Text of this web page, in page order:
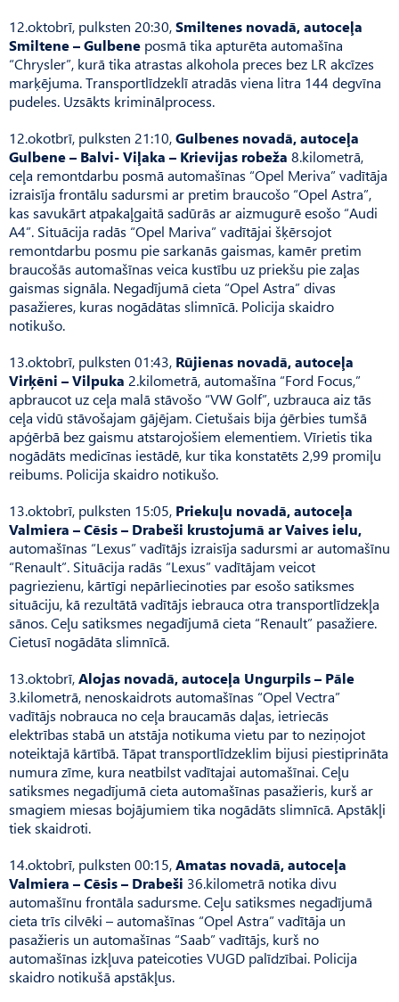
12.oktobrī, pulksten 20:30,Smiltenes novadā, autoceļa
Smiltene – Gulbene posmā tika apturēta automašīna
“Chrysler”, kurā tika atrastas alkohola preces bez LR akcīzes
marķējuma. Transportlīdzeklī atradās viena litra 144 degvīna
pudeles. Uzsākts kriminālprocess.
12.okotbrī, pulksten 21:10,Gulbenes novadā, autoceļa
Gulbene – Balvi- Viļaka – Krievijas robeža 8.kilometrā,
ceļa remontdarbu posmā automašīnas “Opel Meriva” vadītāja
izraisīja frontālu sadursmi ar pretim braucošo “Opel Astra”,
kas savukārt atpakaļgaitā sadūrās ar aizmugurē esošo “Audi
A4”. Situācija radās “Opel Mariva” vadītājai šķērsojot
remontdarbu posmu pie sarkanās gaismas, kamēr pretim
braucošās automašīnas veica kustību uz priekšu pie zaļas
gaismas signāla. Negadījumā cieta “Opel Astra” divas
pasažieres, kuras nogādātas slimnīcā. Policija skaidro
notikušo.
13.oktobrī, pulksten 01:43, Rūjienas novadā, autoceļa
Virķēni – Vilpuka 2.kilometrā, automašīna “Ford Focus,”
apbraucot uz ceļa malā stāvošo “VW Golf”, uzbrauca aiz tās
ceļa vidū stāvošajam gājējam. Cietušais bija ģērbies tumšā
apģērbā bez gaismu atstarojošiem elementiem. Vīrietis tika
nogādāts medicīnas iestādē, kur tika konstatēts 2,99 promiļu
reibums. Policija skaidro notikušo.
13.oktobrī, pulksten 15:05, Priekuļu novadā, autoceļa
Valmiera – Cēsis – Drabeši krustojumā ar Vaives ielu,
automašīnas “Lexus” vadītājs izraisīja sadursmi ar automašīnu
“Renault”. Situācija radās “Lexus” vadītājam veicot
pagriezienu, kārtīgi nepārliecinoties par esošo satiksmes
situāciju, kā rezultātā vadītājs iebrauca otra transportlīdzekļa
sānos. Ceļu satiksmes negadījumā cieta “Renault” pasažiere.
Cietusī nogādāta slimnīcā.
13.oktobrī,Alojas novadā, autoceļa Ungurpils – Pāle
3.kilometrā, nenoskaidrots automašīnas “Opel Vectra”
vadītājs nobrauca no ceļa braucamās daļas, ietriecās
elektrības stabā un atstāja notikuma vietu par to neziņojot
noteiktajā kārtībā. Tāpat transportlīdzeklim bijusi piestiprināta
numura zīme, kura neatbilst vadītajai automašīnai. Ceļu
satiksmes negadījumā cieta automašīnas pasažieris, kurš ar
smagiem miesas bojājumiem tika nogādāts slimnīcā. Apstākļi
tiek skaidroti.
14.oktobrī, pulksten 00:15,Amatas novadā, autoceļa
Valmiera – Cēsis – Drabeši 36.kilometrā notika divu
automašīnu frontāla sadursme. Ceļu satiksmes negadījumā
cieta trīs cilvēki – automašīnas “Opel Astra” vadītāja un
pasažieris un automašīnas “Saab” vadītājs, kurš no
automašīnas izkļuva pateicoties VUGD palīdzībai. Policija
skaidro notikušā apstākļus.